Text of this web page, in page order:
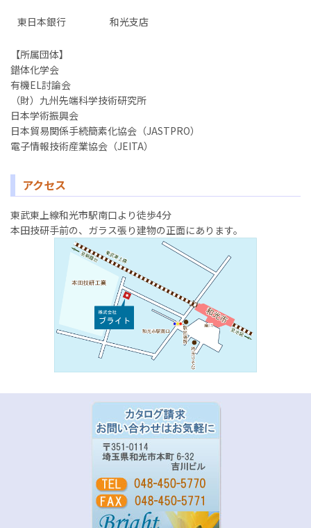
東日本銀行 和光支店
【所属団体】
錯体化学会
有機EL討論会
（財）九州先端科学技術研究所
日本学術振興会
日本貿易関係手続簡素化協会（JASTPRO）
電子情報技術産業協会（JEITA）
アクセス
東武東上線和光市駅南口より徒歩4分
本田技研手前の、ガラス張り建物の正面にあります。